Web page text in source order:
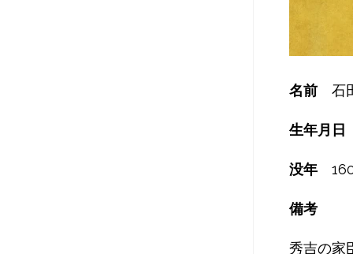
名前 石
生年月日
没年
備考
秀吉の家